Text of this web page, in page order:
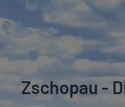
Zschopau -